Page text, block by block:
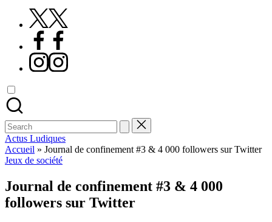
X
Facebook
Instagram
Search
for:
Actus Ludiques
Accueil » Journal de confinement #3 & 4 000 followers sur Twitter
Posted
Jeux de société
Journal de confinement #3 & 4 000
followers sur Twitter